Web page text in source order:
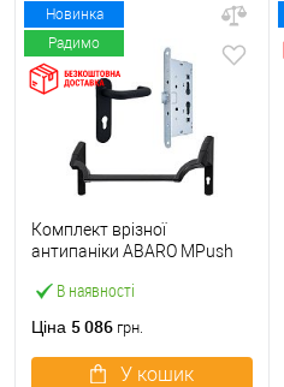
Новинка
Радимо
В наявності
Комплект врізної
антипаніки ABARO МPush
чорний із замком та ручкою
Ціна 5 086 грн.
У кошик